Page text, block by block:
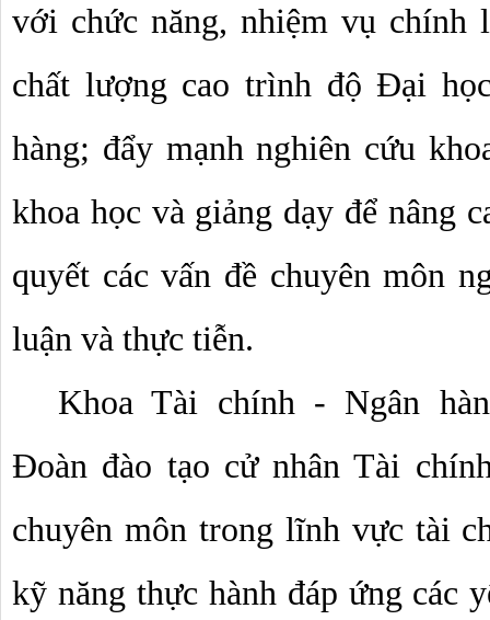
với chức năng, nhiệm vụ chính
chất lượng cao trình độ Đại
hàng; đẩy mạnh nghiên cứu
khoa học và giảng dạy để nâng
quyết các vấn đề chuyên môn
luận và thực tiễn.
Khoa Tài chính - Ngân
Đoàn đào tạo cử nhân Tài
chuyên môn trong lĩnh vực tài
kỹ năng thực hành đáp ứng các